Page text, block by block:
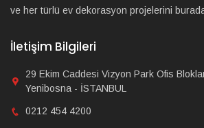
ve her türlü ev dekorasyon projelerini
İletişim Bilgileri
29 Ekim Caddesi Vizyon Park Ofis
Yenibosna - İSTANBUL
0212 454 4200